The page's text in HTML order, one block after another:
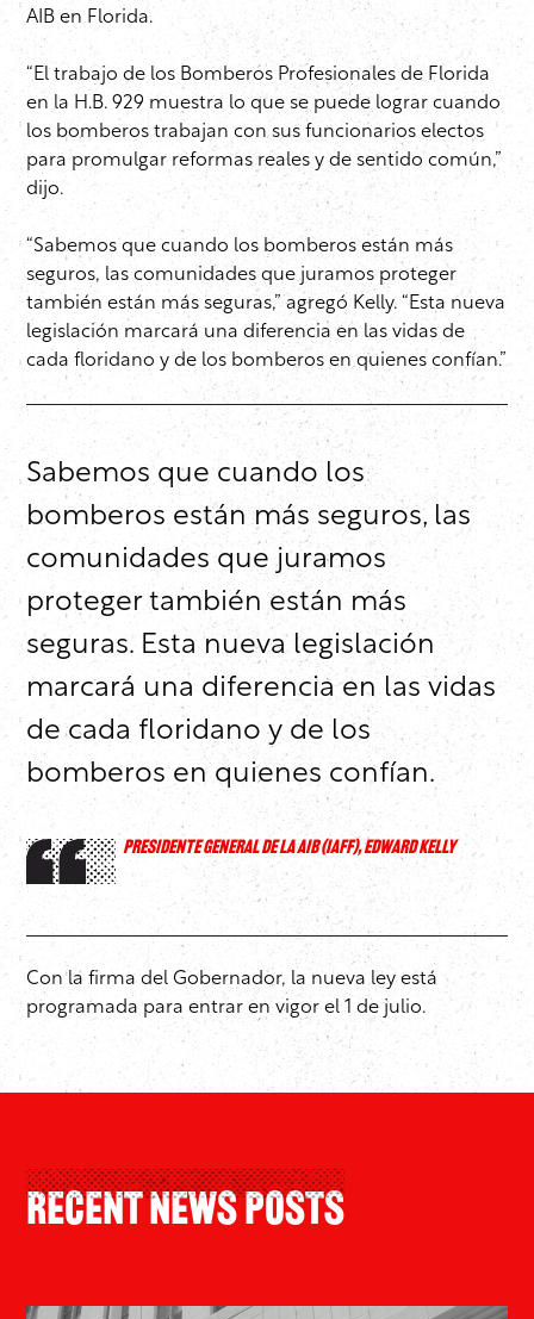
AIB en Florida.
“El trabajo de los Bomberos Profesionales de Florida
en la H.B. 929 muestra lo que se puede lograr cuando
los bomberos trabajan con sus funcionarios electos
para promulgar reformas reales y de sentido común,”
dijo.
“Sabemos que cuando los bomberos están más
seguros, las comunidades que juramos proteger
también están más seguras,” agregó Kelly. “Esta nueva
legislación marcará una diferencia en las vidas de
cada floridano y de los bomberos en quienes confían.”
Sabemos que cuando los
bomberos están más seguros, las
comunidades que juramos
proteger también están más
seguras. Esta nueva legislación
marcará una diferencia en las vidas
de cada floridano y de los
bomberos en quienes confían.
PRESIDENTE GENERAL DE LA AIB (IAFF), EDWARD KELLY
Con la firma del Gobernador, la nueva ley está
programada para entrar en vigor el 1 de julio.
Recent News Posts